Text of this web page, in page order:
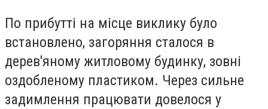
По прибутті на місце виклику було
встановлено, загоряння сталося в
дерев'яному житловому будинку, зовні
оздобленому пластиком. Через сильне
задимлення працювати довелося у